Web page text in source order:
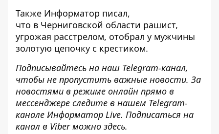
Также Информатор писал,
что в Черниговской области рашист,
угрожая расстрелом, отобрал у мужчины
золотую цепочку с крестиком.
Подписывайтесь на наш Telegram-канал,
чтобы не пропустить важные новости. За
новостями в режиме онлайн прямо в
мессенджере следите в нашем Telegram-
канале Информатор Live. Подписаться на
канал в Viber можно здесь.